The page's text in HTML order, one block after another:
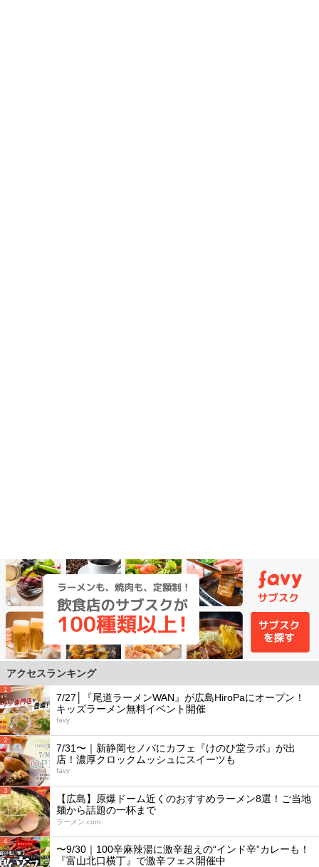
アクセスランキング
1
7/27│『尾道ラーメンWAN』が広島HiroPaにオープン！
キッズラーメン無料イベント開催
favy
2
7/31〜｜新静岡セノバにカフェ『けのひ堂ラボ』が出
店！濃厚クロックムッシュにスイーツも
favy
3
【広島】原爆ドーム近くのおすすめラーメン8選！ご当地
麺から話題の一杯まで
ラーメン.com
4
〜9/30｜100辛麻辣湯に激辛超えの“インド辛”カレーも！
『富山北口横丁』で激辛フェス開催中